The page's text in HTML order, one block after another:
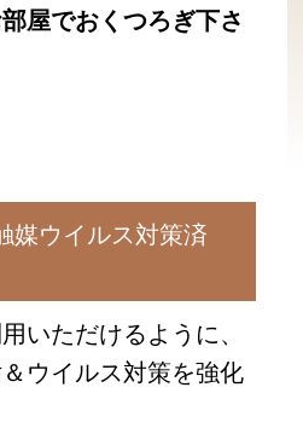
屋でおくつろぎ下さ
媒ウイルス対策済
いただけるように、
ウイルス対策を強化